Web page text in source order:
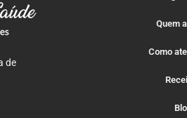
de
Quem
Como